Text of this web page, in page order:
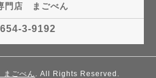
門店 まごべん
3-9192
ごべん . All Rights Reserved.